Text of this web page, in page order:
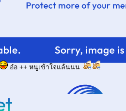
อ๋อ ++ หนูเข้าใจแล้นนน